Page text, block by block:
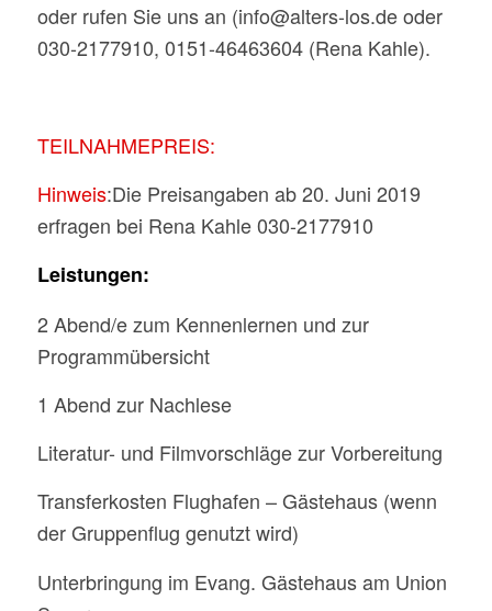
oder rufen Sie uns an (info@alters-los.de oder
030-2177910, 0151-46463604 (Rena Kahle).
TEILNAHMEPREIS:
Hinweis:Die Preisangaben ab 20. Juni 2019
erfragen bei Rena Kahle 030-2177910
Leistungen:
2 Abend/e zum Kennenlernen und zur
Programmübersicht
1 Abend zur Nachlese
Literatur- und Filmvorschläge zur Vorbereitung
Transferkosten Flughafen – Gästehaus (wenn
der Gruppenflug genutzt wird)
Unterbringung im Evang. Gästehaus am Union